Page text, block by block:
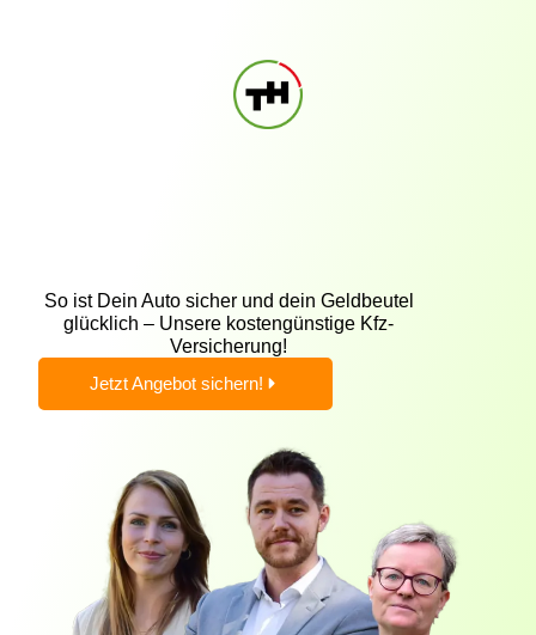
So ist Dein Auto sicher und dein Geldbeutel
glücklich – Unsere kostengünstige Kfz-
Versicherung!
Jetzt Angebot sichern!